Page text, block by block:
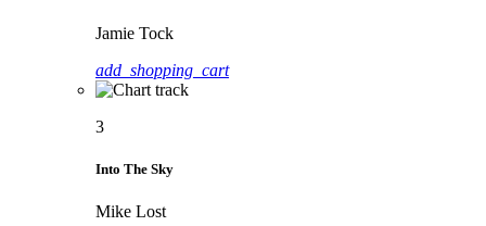
Jamie Tock
add_shopping_cart
3
Into The Sky
Mike Lost